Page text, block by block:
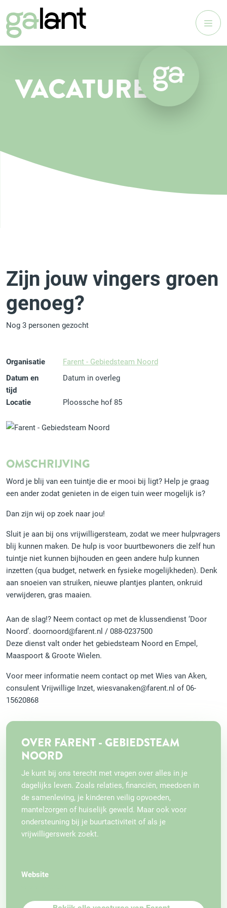
VACATURE
Zijn jouw vingers groen
genoeg?
Nog 3 personen gezocht
Organisatie
Farent - Gebiedsteam Noord
Datum en
tijd
Datum in overleg
Locatie Ploossche hof 85
OMSCHRIJVING
Word je blij van een tuintje die er mooi bij ligt? Help je graag
een ander zodat genieten in de eigen tuin weer mogelijk is?
Dan zijn wij op zoek naar jou!
Sluit je aan bij ons vrijwilligersteam, zodat we meer hulpvragers
blij kunnen maken. De hulp is voor buurtbewoners die zelf hun
tuintje niet kunnen bijhouden en geen andere hulp kunnen
inzetten (qua budget, netwerk en fysieke mogelijkheden). Denk
aan snoeien van struiken, nieuwe plantjes planten, onkruid
verwijderen, gras maaien.
Aan de slag!? Neem contact op met de klussendienst ‘Door
Noord’. doornoord@farent.nl / 088-0237500
Deze dienst valt onder het gebiedsteam Noord en Empel,
Maaspoort & Groote Wielen.
Voor meer informatie neem contact op met Wies van Aken,
consulent Vrijwillige Inzet, wiesvanaken@farent.nl of 06-
15620868
OVER FARENT - GEBIEDSTEAM
NOORD
Je kunt bij ons terecht met vragen over alles in je
dagelijks leven. Zoals relaties, financiën, meedoen in
de samenleving, je kinderen veilig opvoeden,
mantelzorgen of huiselijk geweld. Maar ook voor
ondersteuning bij je buurtactiviteit of als je
vrijwilligerswerk zoekt.
Website